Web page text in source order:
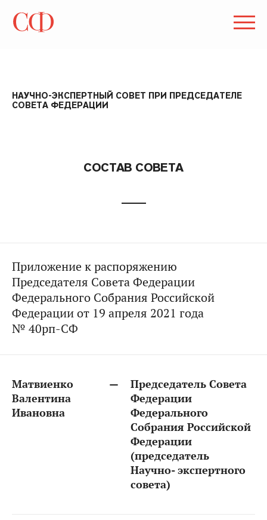
НАУЧНО-ЭКСПЕРТНЫЙ СОВЕТ ПРИ ПРЕДСЕДАТЕЛЕ
СОВЕТА ФЕДЕРАЦИИ
СОСТАВ СОВЕТА
Приложение к распоряжению
Председателя Совета Федерации
Федерального Собрания Российской
Федерации от 19 апреля 2021 года
№ 40рп-СФ
Матвиенко
Валентина
Ивановна
—
Председатель Совета
Федерации
Федерального
Собрания Российской
Федерации
(председатель
Научно- экспертного
совета)